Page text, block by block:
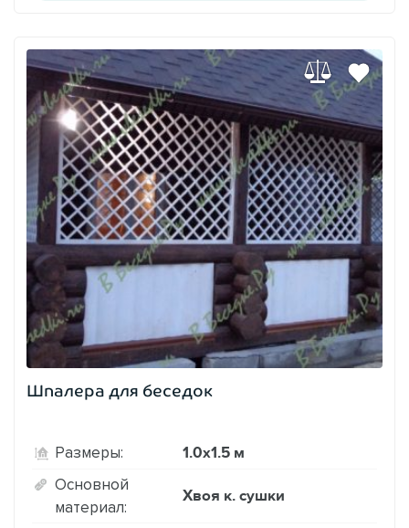
Шпалера для беседок
Размеры: 1.0х1.5 м
Основной
материал:
Хвоя к. сушки